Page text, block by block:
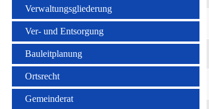
Verwaltungsgliederung
Ver- und Entsorgung
Bauleitplanung
Ortsrecht
Gemeinderat